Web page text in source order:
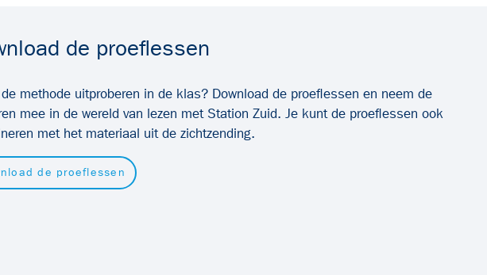
de proeflessen
methode uitproberen in de klas? Download de proeflessen en neem de
mee in de wereld van lezen met Station Zuid. Je kunt de proeflessen ook
met het materiaal uit de zichtzending.
de proeflessen